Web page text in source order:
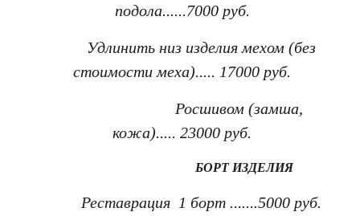
подола......7000 руб.
Удлинить низ изделия мехом (без
стоимости меха)..... 17000 руб.
Росшивом (замша,
кожа)..... 23000 руб.
БОРТ ИЗДЕЛИЯ
Реставрация 1 борт .......5000 руб.